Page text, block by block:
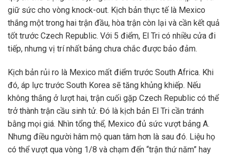
giữ sức cho vòng knock-out. Kịch bản thực tế là Mexico
thắng một trong hai trận đầu, hòa trận còn lại và cần kết quả
tốt trước Czech Republic. Với 5 điểm, El Tri có nhiều cửa đi
tiếp, nhưng vị trí nhất bảng chưa chắc được bảo đảm.
Kịch bản rủi ro là Mexico mất điểm trước South Africa. Khi
đó, áp lực trước South Korea sẽ tăng khủng khiếp. Nếu
không thắng ở lượt hai, trận cuối gặp Czech Republic có thể
trở thành trận cầu sinh tử. Đó là kịch bản El Tri cần tránh
bằng mọi giá. Nhìn tổng thể, Mexico đủ sức vượt bảng A.
Nhưng điều người hâm mộ quan tâm hơn là sau đó. Liệu họ
có thể vượt qua vòng 1/8 và chạm đến “trận thứ năm” hay